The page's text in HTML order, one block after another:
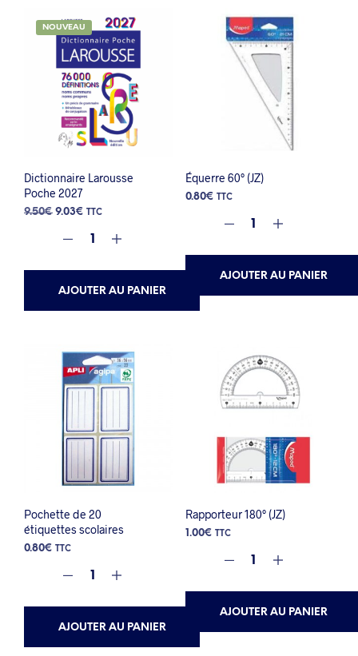
NOUVEAU
Dictionnaire Larousse
Poche 2027
9.50€ Le
initial
9.50€.
9.03€ Le
actuel
9.03€.
TTC
AJOUTER AU PANIER
Équerre 60° (JZ)
0.80€ TTC
AJOUTER AU PANIER
Pochette de 20
étiquettes scolaires
0.80€ TTC
AJOUTER AU PANIER
Rapporteur 180° (JZ)
1.00€ TTC
AJOUTER AU PANIER